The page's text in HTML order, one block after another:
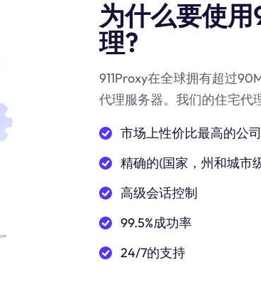
为什么要使用
理?
911Proxy在全球拥有超过
代理服务器。我们的住宅代
市场上性价比最高的公
精确的(国家，州和城市
高级会话控制
99.5%成功率
24/7的支持